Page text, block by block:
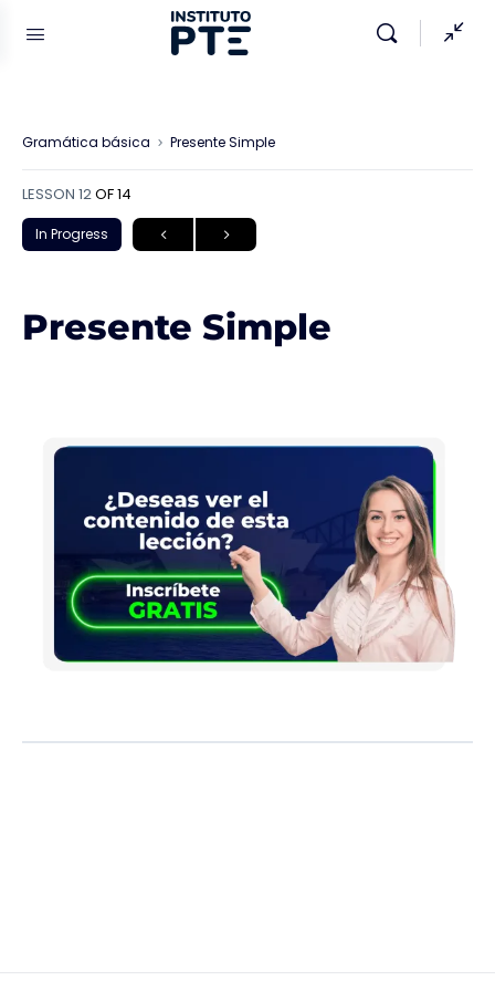
Gramática básica Presente Simple
LESSON 12OF 14
In Progress
Presente Simple